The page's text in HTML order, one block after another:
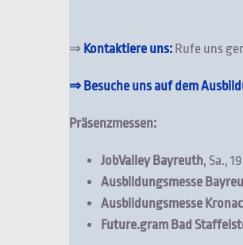
⇒ Kontaktiere uns: Rufe uns
⇒ Besuche uns auf dem
Präsenzmessen:
JobValley Bayreuth, Sa.,
Ausbildungsmesse
Ausbildungsmesse
Future.gram Bad